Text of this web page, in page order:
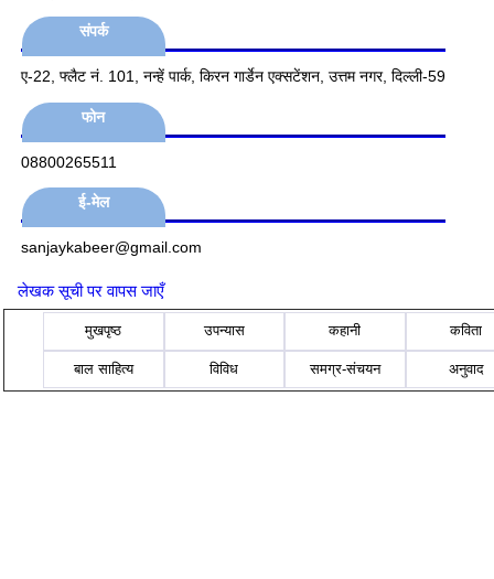
संपर्क
ए-22, फ्लैट नं. 101, नन्हें पार्क, किरन गार्डेन एक्सटेंशन, उत्तम नगर, दिल्ली-59
फोन
08800265511
ई-मेल
sanjaykabeer@gmail.com
लेखक सूची पर वापस जाएँ
मुखपृष्ठ उपन्यास कहानी कविता
बाल साहित्य विविध समग्र-संचयन अनुवाद